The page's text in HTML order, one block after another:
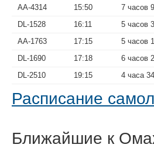
AA-4314
15:50 7 часов
DL-1528
16:11 5 часов
AA-1763
17:15 5 часов
DL-1690
17:18 6 часов
DL-2510
19:15 4 часа
Расписание
Ближайшие к